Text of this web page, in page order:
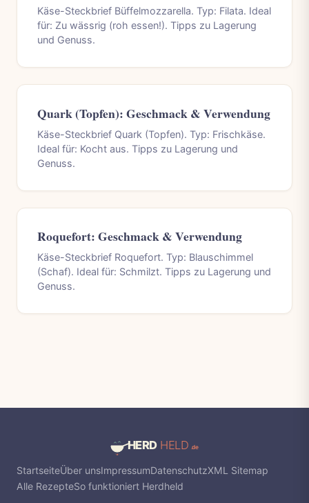
Käse-Steckbrief Büffelmozzarella. Typ: Filata. Ideal
für: Zu wässrig (roh essen!). Tipps zu Lagerung
und Genuss.
Quark (Topfen): Geschmack & Verwendung
Käse-Steckbrief Quark (Topfen). Typ: Frischkäse.
Ideal für: Kocht aus. Tipps zu Lagerung und
Genuss.
Roquefort: Geschmack & Verwendung
Käse-Steckbrief Roquefort. Typ: Blauschimmel
(Schaf). Ideal für: Schmilzt. Tipps zu Lagerung und
Genuss.
StartseiteÜber unsImpressumDatenschutzXML Sitemap
Alle RezepteSo funktioniert Herdheld